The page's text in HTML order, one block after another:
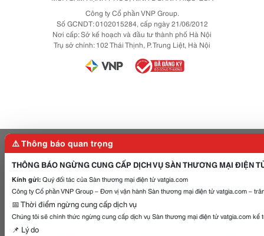
Công ty Cổ phần VNP Group.
Số GCNDT: 0102015284, cấp ngày 21/06/2012
Nơi cấp: Sở kế hoạch và đầu tư thành phố Hà Nội
Trụ sở chính: 102 Thái Thịnh, P. Trung Liệt, Hà Nội
⚠️ Thông báo quan trọng
THÔNG BÁO NGỪNG CUNG CẤP DỊCH VỤ SÀN THƯƠNG MẠI ĐIỆN
Kính gửi:Quý đối tác của Sàn thương mại điện tử vatgia.com
Công ty Cổ phần VNP Group – Đơn vị vận hành Sàn thương mại điện tử vatgia.com –
📅 Thời điểm ngừng cung cấp dịch vụ
Chúng tôi sẽ chính thức ngừng cung cấp dịch vụ Sàn thương mại điện tử vatgia.com kể
📌 Lý do